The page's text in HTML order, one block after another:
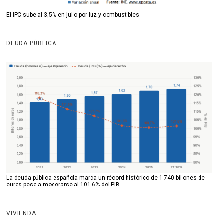
El IPC sube al 3,5% en julio por luz y combustibles
DEUDA PÚBLICA
La deuda pública española marca un récord histórico de 1,740 billones de
euros pese a moderarse al 101,6% del PIB
VIVIENDA